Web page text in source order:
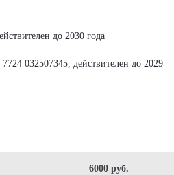
до 2030 года
032507345, действителен до 2029
6000 pуб.